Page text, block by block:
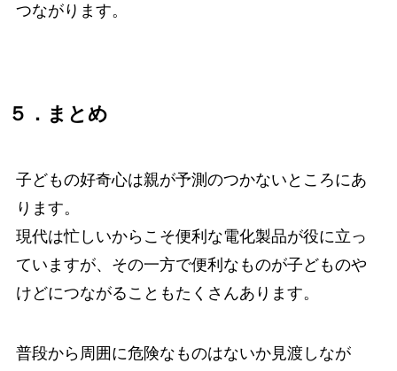
つながります。
５．まとめ
子どもの好奇心は親が予測のつかないところにあ
ります。
現代は忙しいからこそ便利な電化製品が役に立っ
ていますが、その一方で便利なものが子どものや
けどにつながることもたくさんあります。
普段から周囲に危険なものはないか見渡しなが